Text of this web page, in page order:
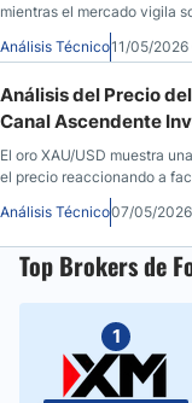
mientras el mercado vigila
Análisis Técnico11/05/2026
Análisis del Precio
Canal Ascendente
El oro XAU/USD muestra
el precio reaccionando a
El mercado sigue
un entorno de volatilidad
Análisis Técnico07/05/
Top Brokers de
1